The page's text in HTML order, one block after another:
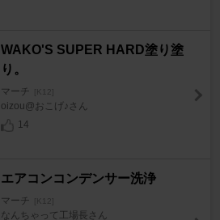
WAKO'S SUPER HARD塗り塗
り。
マーチ
oizou@おこげ♪さん
14
エアコンコンデンサー洗浄
マーチ
なんちゃって工場長さん